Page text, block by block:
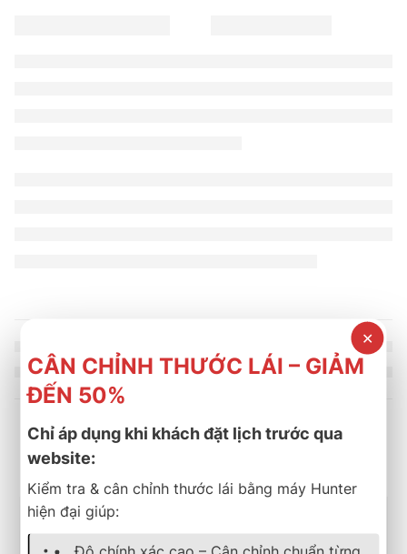
Sản phẩm tương tự
✕
CÂN CHỈNH THƯỚC LÁI – GIẢM
ĐẾN 50%
Chỉ áp dụng khi khách đặt lịch trước qua
website:
Kiểm tra & cân chỉnh thước lái bằng máy Hunter
hiện đại giúp: